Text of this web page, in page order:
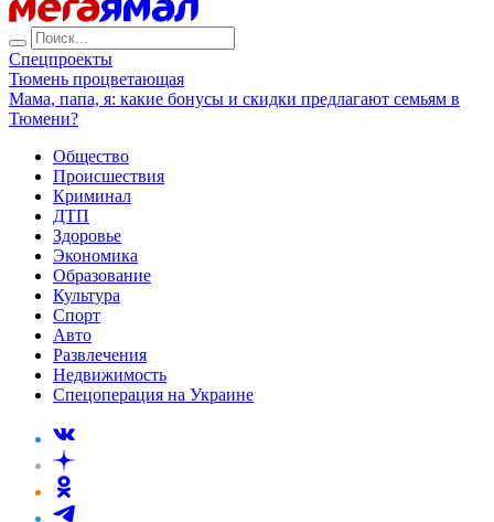
Спецпроекты
Тюмень процветающая
Мама, папа, я: какие бонусы и скидки предлагают семьям в
Тюмени?
Общество
Происшествия
Криминал
ДТП
Здоровье
Экономика
Образование
Культура
Спорт
Авто
Развлечения
Недвижимость
Спецоперация на Украине